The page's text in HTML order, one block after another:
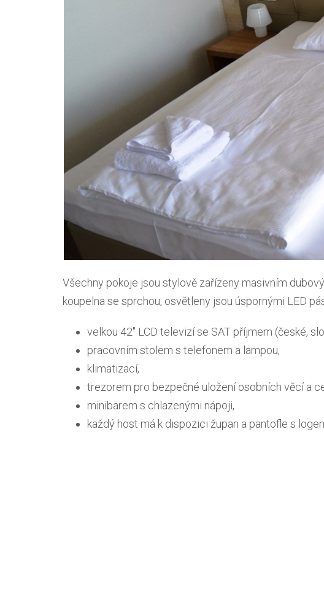
Všechny pokoje jsou stylově zařízeny masivním
koupelna se sprchou, osvětleny jsou úspornými LED
velkou 42" LCD televizí se SAT příjmem (české,
pracovním stolem s telefonem a lampou,
klimatizací,
trezorem pro bezpečné uložení osobních věcí a
minibarem s chlazenými nápoji,
každý host má k dispozici župan a pantofle s